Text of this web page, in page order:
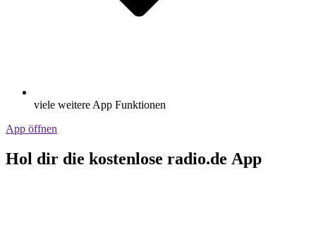
viele weitere App Funktionen
App öffnen
Hol dir die kostenlose radio.de App